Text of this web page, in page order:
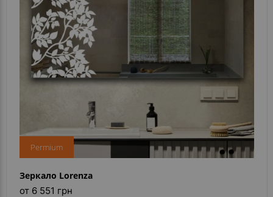
Permium
Зеркало Lorenza
от 6 551 грн